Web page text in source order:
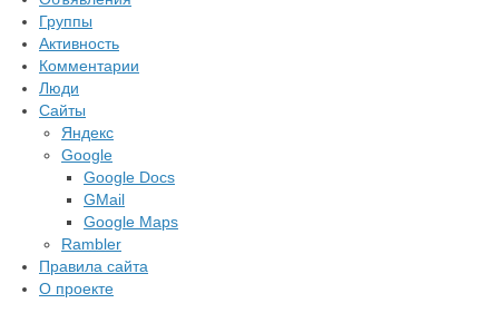
Группы
Активность
Комментарии
Люди
Сайты
Яндекс
Google
Google Docs
GMail
Google Maps
Rambler
Правила сайта
О проекте